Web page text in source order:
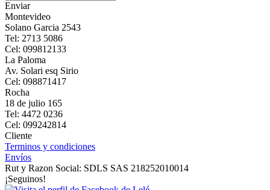
Enviar
Montevideo
Solano Garcia 2543
Tel: 2713 5086
Cel: 099812133
La Paloma
Av. Solari esq Sirio
Cel: 098871417
Rocha
18 de julio 165
Tel: 4472 0236
Cel: 099242814
Cliente
Terminos y condiciones
Envíos
Rut y Razon Social: SDLS SAS 218252010014
¡Seguinos!